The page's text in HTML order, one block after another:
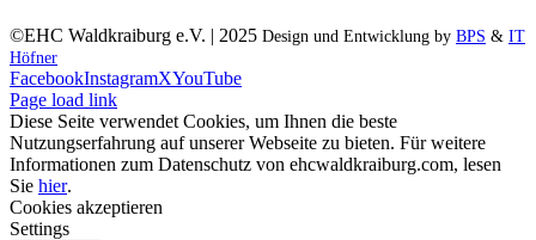
©EHC Waldkraiburg e.V. | 2025 Design und Entwicklung by BPS & IT
Höfner
FacebookInstagramXYouTube
Page load link
Diese Seite verwendet Cookies, um Ihnen die beste
Nutzungserfahrung auf unserer Webseite zu bieten. Für weitere
Informationen zum Datenschutz von ehcwaldkraiburg.com, lesen
Sie hier.
Cookies akzeptieren
Settings